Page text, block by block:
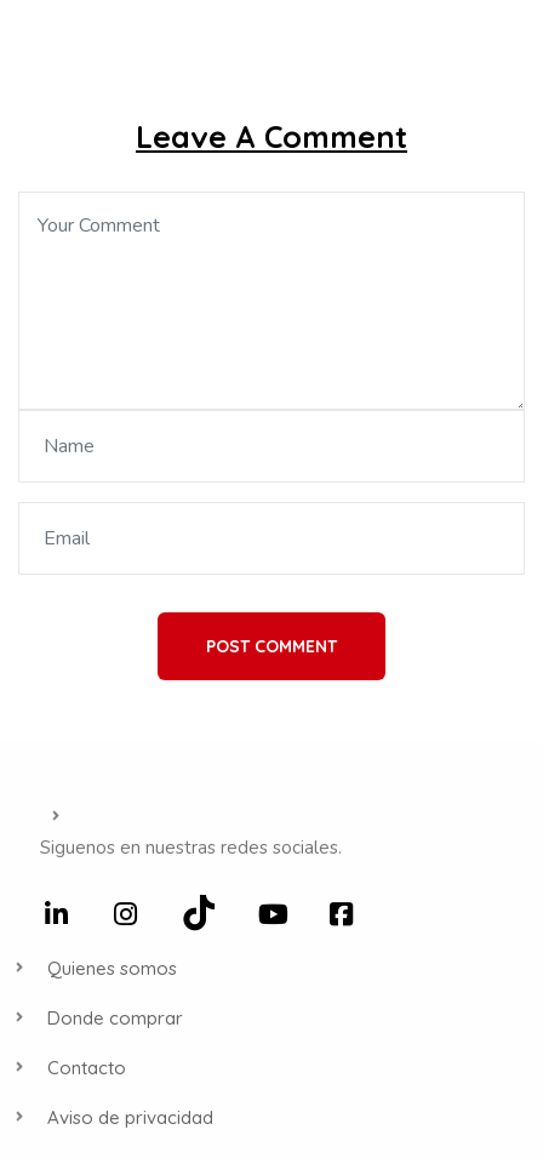
Leave A Comment
POST COMMENT
Siguenos en nuestras redes sociales.
Quienes somos
Donde comprar
Contacto
Aviso de privacidad